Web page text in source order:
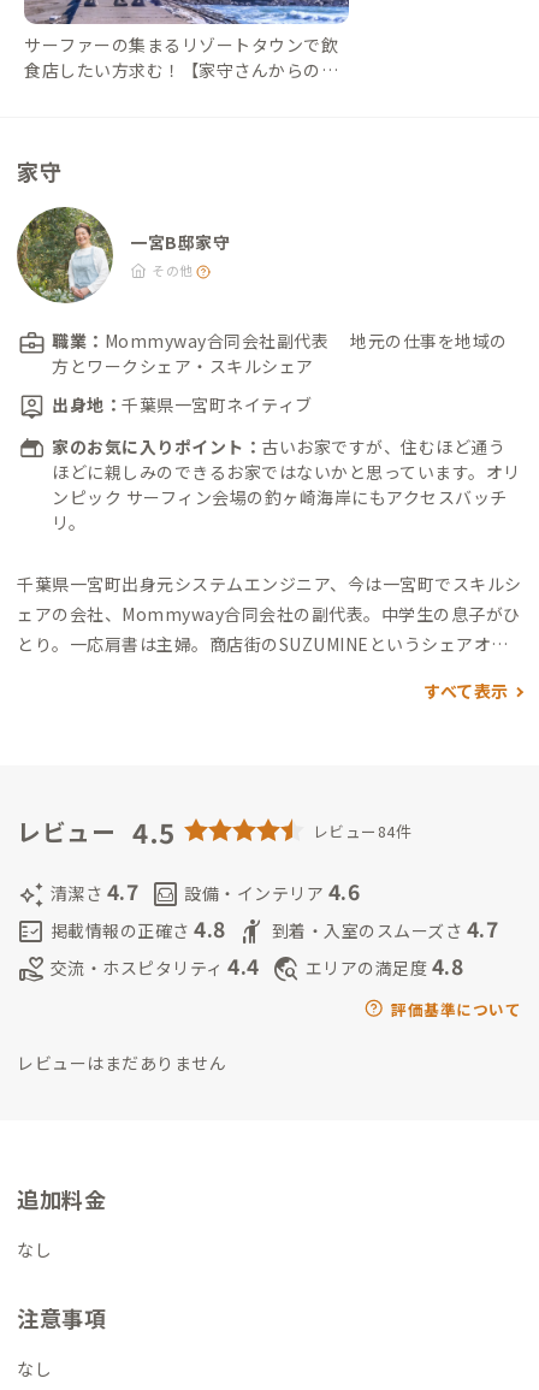
サーファーの集まるリゾートタウンで飲
食店したい方求む！【家守さんからの地
家守
一宮B邸家守
その他
職業： Mommyway合同会社副代表 地元の仕事を地域の
方とワークシェア・スキルシェア
出身地： 千葉県一宮町ネイティブ
家のお気に入りポイント： 古いお家ですが、住むほど通う
ほどに親しみのできるお家ではないかと思っています。オリ
ンピック サーフィン会場の釣ヶ崎海岸にもアクセスバッチ
リ。
千葉県一宮町出身元システムエンジニア、今は一宮町でスキルシ
ェアの会社、Mommyway合同会社の副代表。 中学生の息子がひ
とり。一応肩書は主婦。 商店街のSUZUMINEというシェアオフ
ADDress会員さんや近くの家守さんにも
住む 一宮ネイティブなのに海が苦手なので 今年こそ、今年
すべて表示
レビュー 4.5 レビュー84件
auto_awesome 清潔さ 4.7 living 設備・インテリア 4.6
fact_check 掲載情報の正確さ 4.8 hail 到着・入室のスムーズさ 4.7
volunteer_activism 交流・ホスピタリティ 4.4 travel_explore エリアの満足度 4.8
評価基準について
レビューはまだありません
追加料金
なし
注意事項
なし